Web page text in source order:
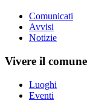
Comunicati
Avvisi
Notizie
Vivere il comune
Luoghi
Eventi